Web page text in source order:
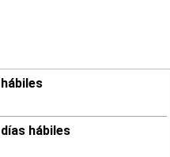
hábiles